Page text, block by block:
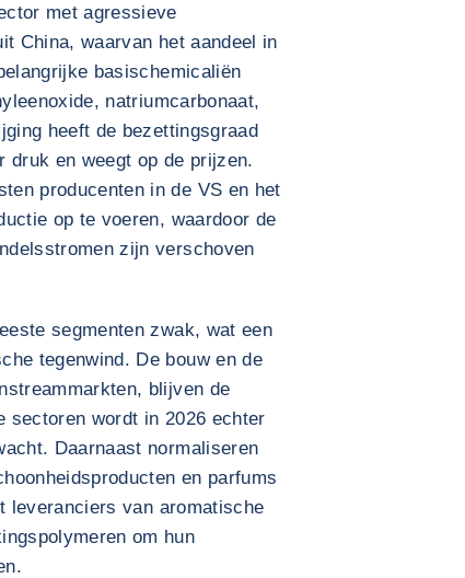
met agressieve
China, waarvan het aandeel in
basischemicaliën
natriumcarbonaat,
heeft de bezettingsgraad
druk en weegt op de prijzen.
producenten in de VS en het
op te voeren, waardoor de
zijn verschoven
segmenten zwak, wat een
tegenwind. De bouw en de
blijven de
sectoren wordt in 2026 echter
Daarnaast normaliseren
en parfums
leveranciers van aromatische
om hun